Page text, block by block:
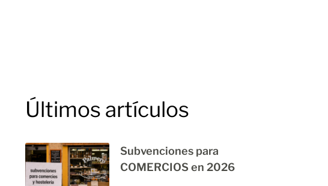
Últimos artículos
Subvenciones para
COMERCIOS en 2026